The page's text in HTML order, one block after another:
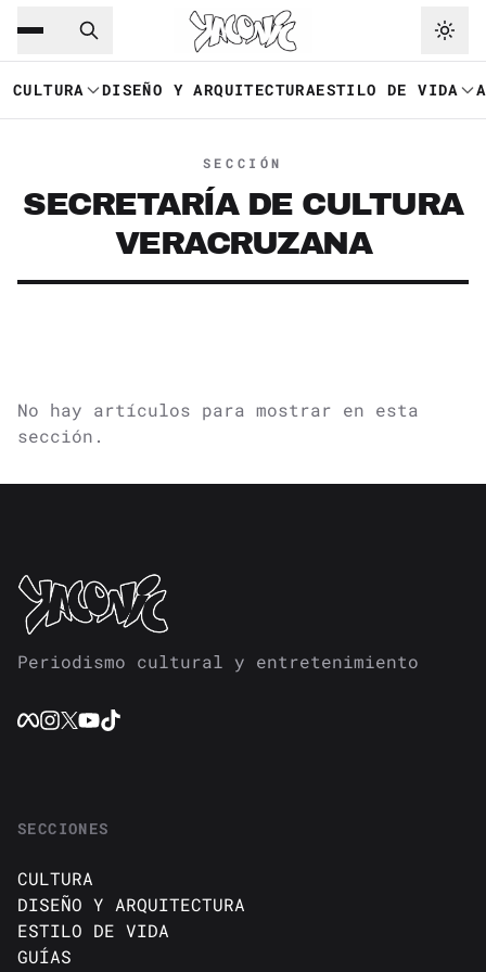
Saltar al contenido principal
CULTURA DISEÑO Y ARQUITECTURAESTILO DE VIDA
SECCIÓN
SECRETARÍA DE CULTURA
VERACRUZANA
No hay artículos para mostrar en esta
sección.
Periodismo cultural y entretenimiento
SECCIONES
CULTURA
DISEÑO Y ARQUITECTURA
ESTILO DE VIDA
GUÍAS